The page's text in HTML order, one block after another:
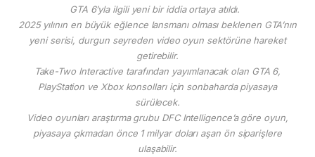
GTA 6’yla ilgili yeni bir iddia ortaya atıldı.
2025 yılının en büyük eğlence lansmanı olması beklenen GTA’nın
yeni serisi, durgun seyreden video oyun sektörüne hareket
getirebilir.
Take-Two Interactive tarafından yayımlanacak olan GTA 6,
PlayStation ve Xbox konsolları için sonbaharda piyasaya
sürülecek.
Video oyunları araştırma grubu DFC Intelligence’a göre oyun,
piyasaya çıkmadan önce 1 milyar doları aşan ön siparişlere
ulaşabilir.